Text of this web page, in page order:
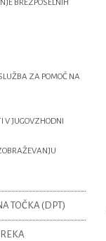
BREZPOSELNIH
ZA POMOČ NA
V JUGOVZHODNI
TOČKA (DPT)